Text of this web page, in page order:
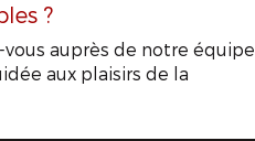
?
vous auprès de notre équipe
aux plaisirs de la